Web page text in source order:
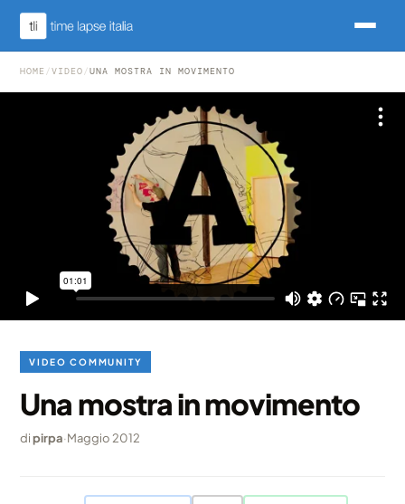
HOME /VIDEO /UNA MOSTRA IN MOVIMENTO
VIDEO COMMUNITY
Una mostra in movimento
dipirpa·Maggio 2012